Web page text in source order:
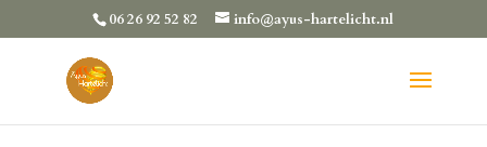
06 26 92 52 82 info@ayus-hartelicht.nl